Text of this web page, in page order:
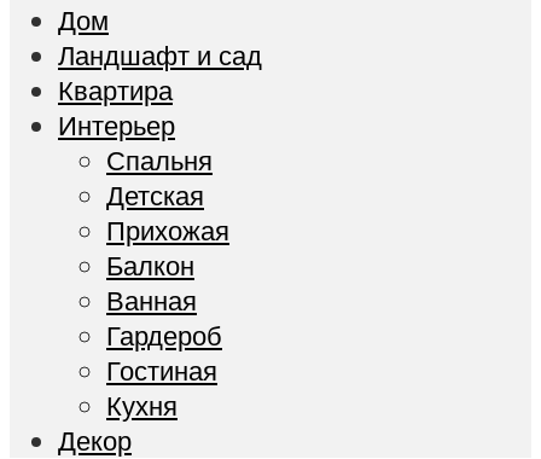
Дом
Ландшафт и сад
Квартира
Интерьер
Спальня
Детская
Прихожая
Балкон
Ванная
Гардероб
Гостиная
Кухня
Декор